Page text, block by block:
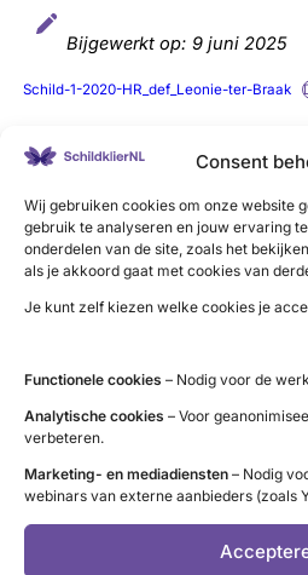
Consent
Wij gebruiken cookies om onze website
gebruik te analyseren en jouw ervaring
onderdelen van de site, zoals het
als je akkoord gaat met cookies van
Je kunt zelf kiezen welke cookies je
Functionele cookies – Nodig voor de
Analytische cookies – Voor
verbeteren.
Marketing- en mediadiensten – Nodig
webinars van externe aanbieders (zoals
Bijgewerkt op: 9 juni 2025
Schild-1-2020-HR_def_Leonie-ter-Braak
LinkedIn
X YouTube
Instagram
Facebook
Administratie (9 tot 12 uur)
tel. 085 – 489 12 36
info@schildklier.nl
Postbus 60, 3940 AB
Schildkliertelefoon
Voor een luisterend oor,